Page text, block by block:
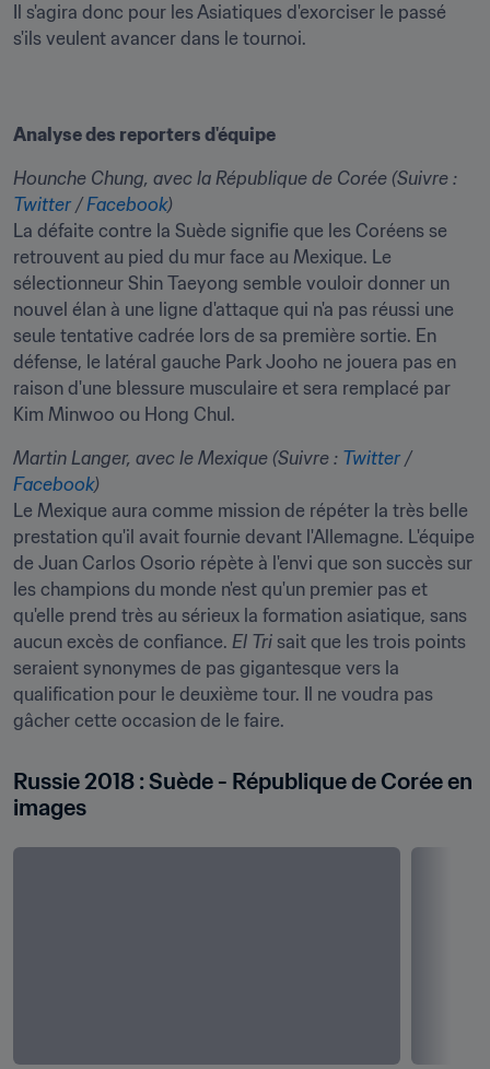
Il s'agira donc pour les Asiatiques d'exorciser le passé
s'ils veulent avancer dans le tournoi.
Analyse des reporters d'équipe
Twitter / Facebook)
La défaite contre la Suède signifie que les Coréens se
retrouvent au pied du mur face au Mexique. Le
sélectionneur Shin Taeyong semble vouloir donner un
nouvel élan à une ligne d'attaque qui n'a pas réussi une
seule tentative cadrée lors de sa première sortie. En
défense, le latéral gauche Park Jooho ne jouera pas en
raison d'une blessure musculaire et sera remplacé par
Kim Minwoo ou Hong Chul.
Martin Langer, avec le Mexique (Suivre : Twitter /
Facebook)
Le Mexique aura comme mission de répéter la très belle
prestation qu'il avait fournie devant l'Allemagne. L'équipe
de Juan Carlos Osorio répète à l'envi que son succès sur
les champions du monde n'est qu'un premier pas et
qu'elle prend très au sérieux la formation asiatique, sans
aucun excès de confiance. El Tri sait que les trois points
seraient synonymes de pas gigantesque vers la
qualification pour le deuxième tour. Il ne voudra pas
gâcher cette occasion de le faire.
Russie 2018 : Suède - République de Corée en
images